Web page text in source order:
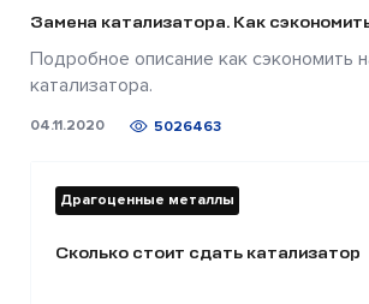
Замена катализатора. Как
Подробное описание как сэкономить
катализатора.
04.11.2020 5026463
Драгоценные металлы
Сколько стоит сдать катализатор